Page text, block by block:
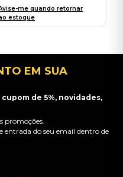
me quando retornar
estoque
EM SUA
cupom de 5%, novidades,
promoções.
entrada do seu email dentro de